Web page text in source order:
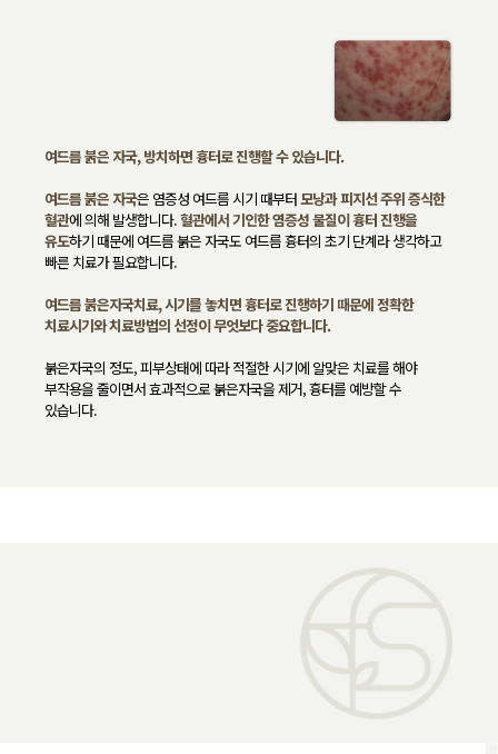
여드름 붉은 자국, 방치하면 흉터로 진행할 수 있습니다.
여드름 붉은 자국은 염증성 여드름 시기 때부터모낭과 피지선 주위증식한
혈관에 의해 발생합니다.혈관에서 기인한 염증성 물질이 흉터 진행을
유도하기 때문에 여드름 붉은 자국도 여드름 흉터의 초기 단계라생각하고
빠른 치료가 필요합니다.
여드름 붉은자국치료, 시기를 놓치면 흉터로 진행하기 때문에 정확한
치료시기와 치료방법의 선정이 무엇보다 중요합니다.
붉은자국의 정도, 피부상태에 따라 적절한 시기에 알맞은 치료를 해야
부작용을 줄이면서 효과적으로 붉은자국을 제거, 흉터를 예방할 수
있습니다.